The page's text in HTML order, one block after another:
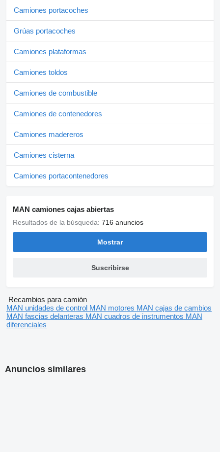
CONTROL
www.lsitruck.pl
TEL:
+48 788 960 524 KUBA - POLSKI, ENGLISH, DEUTSCH,
ITALIANO
ITALIANO, РУССКИЙ
+36 307 905 966 LASZLO - MAGYAR
(Romana facem toate formalitatile pt export inclusiv nr)
Camiones portacoches
Grúas portacoches
Camiones plataformas
Camiones toldos
Camiones de combustible
Camiones de contenedores
Camiones madereros
Camiones cisterna
Camiones portacontenedores
MAN camiones cajas abiertas
Resultados de la búsqueda: 716 anuncios
Mostrar
Suscribirse
Recambios para camión
MAN unidades de control MAN motores MAN cajas de cambios
MAN fascias delanteras MAN cuadros de instrumentos MAN
diferenciales
Anuncios similares